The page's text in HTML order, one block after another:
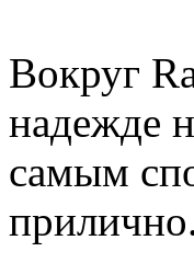
Вокруг
надежде
самым